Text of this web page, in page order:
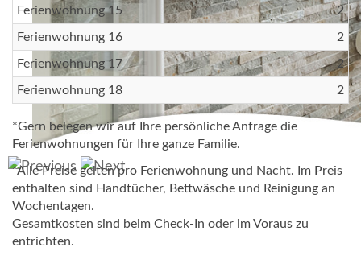
Ferienwohnung 15 2
Ferienwohnung 16 2
Ferienwohnung 17 2
Ferienwohnung 18 2
*Gern belegen wir auf Ihre persönliche Anfrage die
Ferienwohnungen für Ihre ganze Familie.
*Alle Preise gelten pro Ferienwohnung und Nacht. Im Preis
enthalten sind Handtücher, Bettwäsche und Reinigung an
Wochentagen.
Gesamtkosten sind beim Check-In oder im Voraus zu
entrichten.